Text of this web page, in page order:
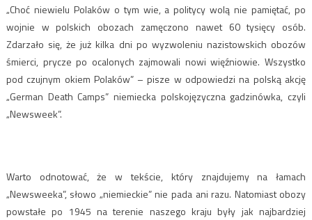
„Choć niewielu Polaków o tym wie, a politycy wolą nie pamiętać, po
wojnie w polskich obozach zamęczono nawet 60 tysięcy osób.
Zdarzało się, że już kilka dni po wyzwoleniu nazistowskich obozów
śmierci, prycze po ocalonych zajmowali nowi więźniowie. Wszystko
pod czujnym okiem Polaków” – pisze w odpowiedzi na polską akcję
„German Death Camps” niemiecka polskojęzyczna gadzinówka, czyli
„Newsweek”.
Warto odnotować, że w tekście, który znajdujemy na łamach
„Newsweeka”, słowo „niemieckie” nie pada ani razu. Natomiast obozy
powstałe po 1945 na terenie naszego kraju były jak najbardziej